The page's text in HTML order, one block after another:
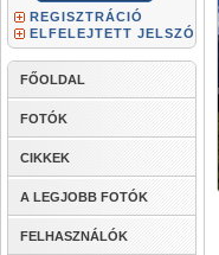
REGISZTRÁCIÓ
ELFELEJTETT JELSZÓ
FŐOLDAL
FOTÓK
CIKKEK
A LEGJOBB FOTÓK
FELHASZNÁLÓK